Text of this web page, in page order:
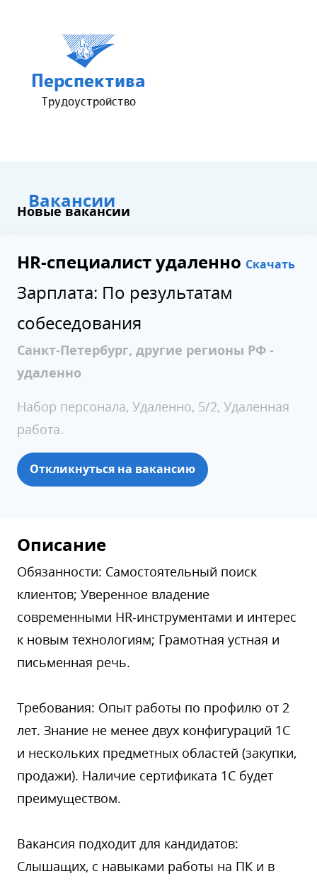
Перспектива
Трудоустройство
Вакансии
Новые вакансии
HR-специалист удаленно Скачать
Зарплата: По результатам
собеседования
Санкт-Петербург, другие регионы РФ -
удаленно
Набор персонала, Удаленно, 5/2, Удаленная
работа.
Откликнуться на вакансию
Описание
Обязанности: Самостоятельный поиск
клиентов; Уверенное владение
современными HR-инструментами и интерес
к новым технологиям; Грамотная устная и
письменная речь.
Требования: Опыт работы по профилю от 2
лет. Знание не менее двух конфигураций 1С
и нескольких предметных областей (закупки,
продажи). Наличие сертификата 1С будет
преимуществом.
Вакансия подходит для кандидатов:
Слышащих, с навыками работы на ПК и в